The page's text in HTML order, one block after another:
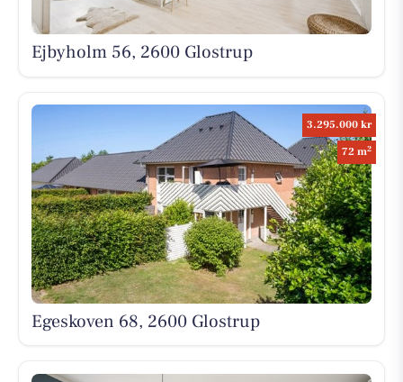
Ejbyholm 56, 2600 Glostrup
3.295.000 kr
72 m2
Egeskoven 68, 2600 Glostrup